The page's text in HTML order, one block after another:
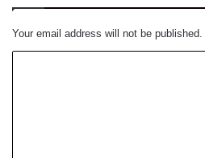
Your email address will not be published.